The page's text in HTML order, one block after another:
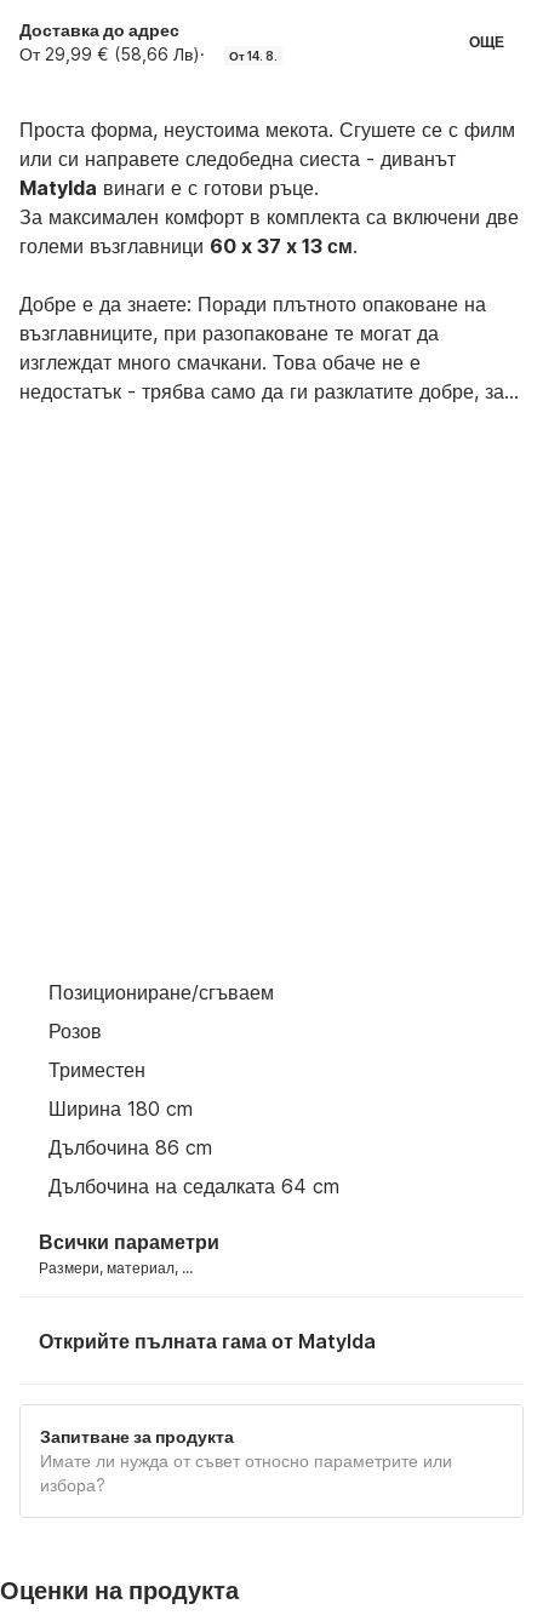
Доставка до адрес
От 29,99 € (58,66 Лв)· От 14. 8.
ОЩЕ
Проста форма, неустоима мекота. Сгушете се с филм
или си направете следобедна сиеста - диванът
Matylda винаги е с готови ръце.
За максимален комфорт в комплекта са включени две
големи възглавници 60 x 37 x 13 см.
Добре е да знаете: Поради плътното опаковане на
възглавниците, при разопаковане те могат да
изглеждат много смачкани. Това обаче не е
недостатък - трябва само да ги разклатите добре, за
Позициониране/сгъваем
Розов
Триместен
Ширина 180 cm
Дълбочина 86 cm
Дълбочина на седалката 64 cm
Всички параметри
Размери, материал, ...
Открийте пълната гама от Matylda
Запитване за продукта
Имате ли нужда от съвет относно параметрите или
избора?
Оценки на продукта